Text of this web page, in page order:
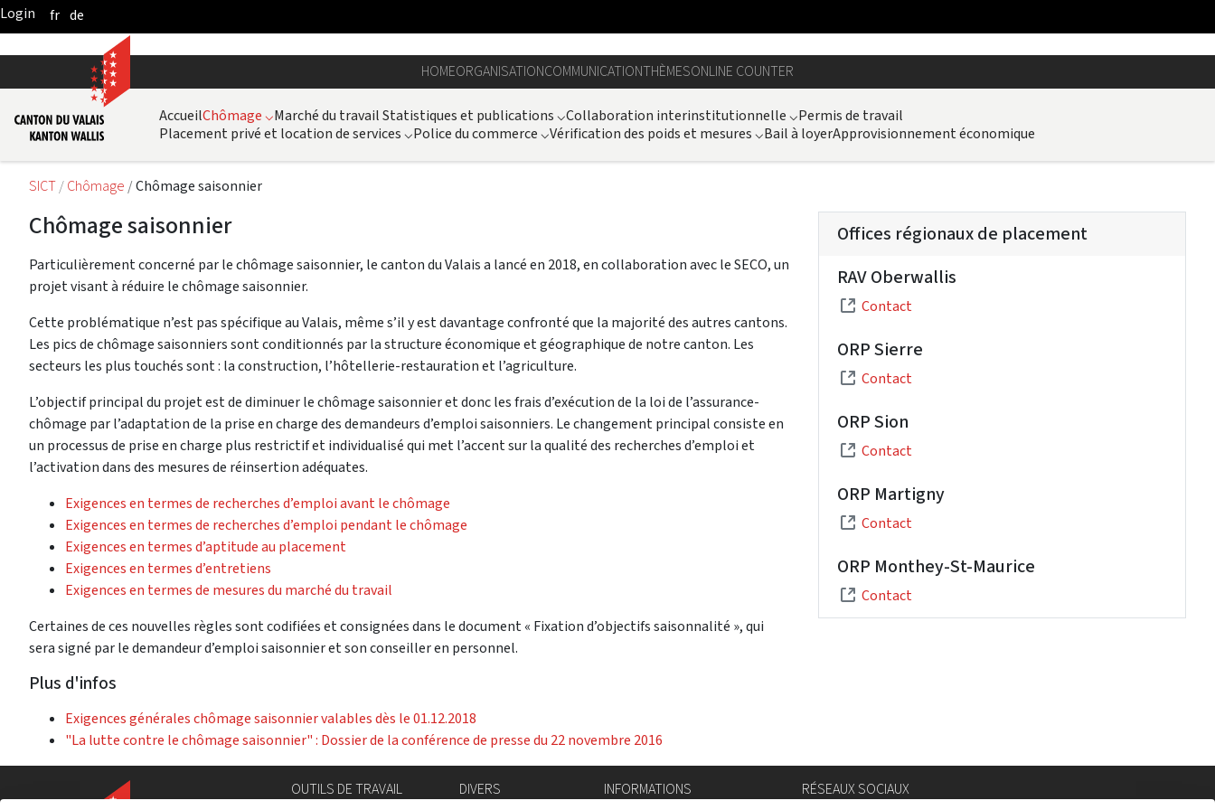
Skip to Main Content
fr de
HOMEORGANISATIONCOMMUNICATIONTHÈMESONLINE COUNTER
AccueilChômage ⌵Marché du travail Statistiques et publications ⌵Collaboration interinstitutionnelle ⌵Permis de travail
Placement privé et location de services ⌵Police du commerce ⌵Vérification des poids et mesures ⌵Bail à loyerApprovisionnement économique
SICT Chômage Chômage saisonnier
Chômage saisonnier
Particulièrement concerné par le chômage saisonnier, le canton du Valais a lancé en 2018, en collaboration avec le SECO, un
projet visant à réduire le chômage saisonnier.
Cette problématique n’est pas spécifique au Valais, même s’il y est davantage confronté que la majorité des autres cantons.
Les pics de chômage saisonniers sont conditionnés par la structure économique et géographique de notre canton. Les
secteurs les plus touchés sont : la construction, l’hôtellerie-restauration et l’agriculture.
L’objectif principal du projet est de diminuer le chômage saisonnier et donc les frais d’exécution de la loi de l’assurance-
chômage par l’adaptation de la prise en charge des demandeurs d’emploi saisonniers. Le changement principal consiste en
un processus de prise en charge plus restrictif et individualisé qui met l’accent sur la qualité des recherches d’emploi et
l’activation dans des mesures de réinsertion adéquates.
Exigences en termes de recherches d’emploi avant le chômage
Exigences en termes de recherches d’emploi pendant le chômage
Exigences en termes d’aptitude au placement
Exigences en termes d’entretiens
Exigences en termes de mesures du marché du travail
Certaines de ces nouvelles règles sont codifiées et consignées dans le document « Fixation d’objectifs saisonnalité », qui
sera signé par le demandeur d’emploi saisonnier et son conseiller en personnel.
Plus d'infos
Exigences générales chômage saisonnier valables dès le 01.12.2018
"La lutte contre le chômage saisonnier" : Dossier de la conférence de presse du 22 novembre 2016
Offices régionaux de placement
RAV Oberwallis
Contact
ORP Sierre
Contact
ORP Sion
Contact
ORP Martigny
Contact
ORP Monthey-St-Maurice
Contact
OUTILS DE TRAVAIL
DIVERS
INFORMATIONS
RÉSEAUX SOCIAUX